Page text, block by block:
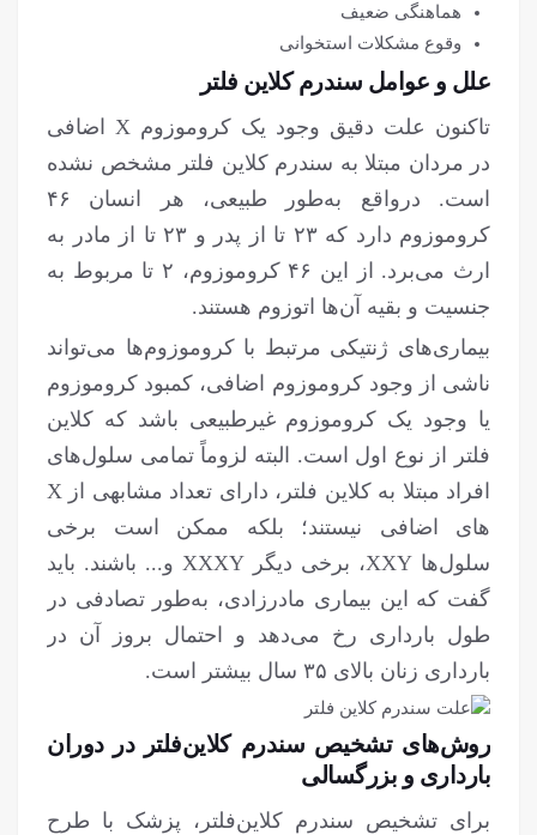
هماهنگی ضعیف
وقوع مشکلات استخوانی
علل و عوامل سندرم کلاین فلتر
تاکنون علت دقیق وجود یک کروموزوم X اضافی
در مردان مبتلا به سندرم کلاین فلتر مشخص نشده
است. درواقع به‌طور طبیعی، هر انسان ۴۶
کروموزوم دارد که ۲۳ تا از پدر و ۲۳ تا از مادر به
ارث می‌برد. از این ۴۶ کروموزوم، ۲ تا مربوط به
جنسیت و بقیه آن‌ها اتوزوم هستند.
بیماری‌های ژنتیکی مرتبط با کروموزوم‌ها می‌تواند
ناشی از وجود کروموزوم اضافی، کمبود کروموزوم
یا وجود یک کروموزوم غیرطبیعی باشد که کلاین
فلتر از نوع اول است. البته لزوماً تمامی سلول‌های
افراد مبتلا به کلاین فلتر، دارای تعداد مشابهی از X
های اضافی نیستند؛ بلکه ممکن است برخی
سلول‌ها XXY، برخی دیگر XXXY و... باشند. باید
گفت که این بیماری مادرزادی، به‌طور تصادفی در
طول بارداری رخ می‌دهد و احتمال بروز آن در
بارداری زنان بالای ۳۵ سال بیشتر است.
روش‌های تشخیص سندرم کلاین‌فلتر در دوران
بارداری و بزرگسالی
برای تشخیص سندرم کلاین‌فلتر، پزشک با طرح